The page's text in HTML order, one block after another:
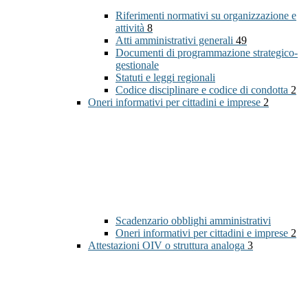
Riferimenti normativi su organizzazione e
attività 8
Atti amministrativi generali 49
Documenti di programmazione strategico-
gestionale
Statuti e leggi regionali
Codice disciplinare e codice di condotta 2
Oneri informativi per cittadini e imprese 2
Scadenzario obblighi amministrativi
Oneri informativi per cittadini e imprese 2
Attestazioni OIV o struttura analoga 3